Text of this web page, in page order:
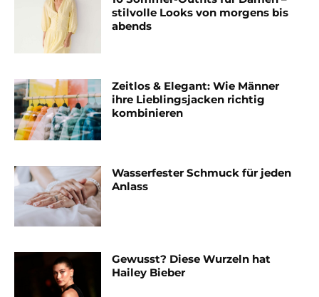
stilvolle Looks von morgens bis
abends
Zeitlos & Elegant: Wie Männer
ihre Lieblingsjacken richtig
kombinieren
Wasserfester Schmuck für jeden
Anlass
Gewusst? Diese Wurzeln hat
Hailey Bieber